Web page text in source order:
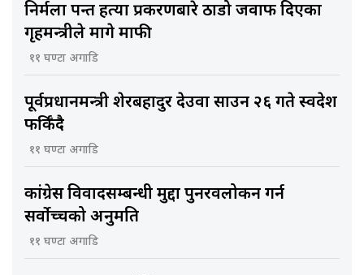
निर्मला पन्त हत्या प्रकरणबारे ठाडो जवाफ दिएका
गृहमन्त्रीले मागे माफी
११ घण्टा अगाडि
पूर्वप्रधानमन्त्री शेरबहादुर देउवा साउन २६ गते स्वदेश
फर्किँदै
११ घण्टा अगाडि
कांग्रेस विवादसम्बन्धी मुद्दा पुनरवलोकन गर्न
सर्वोच्चको अनुमति
११ घण्टा अगाडि